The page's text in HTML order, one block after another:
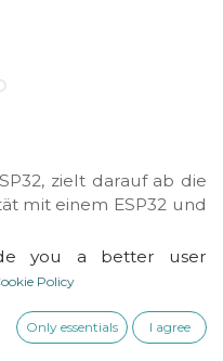
zielt darauf ab die
mit einem ESP32 und
was eine
you a better user
Policy
Only essentials I agree